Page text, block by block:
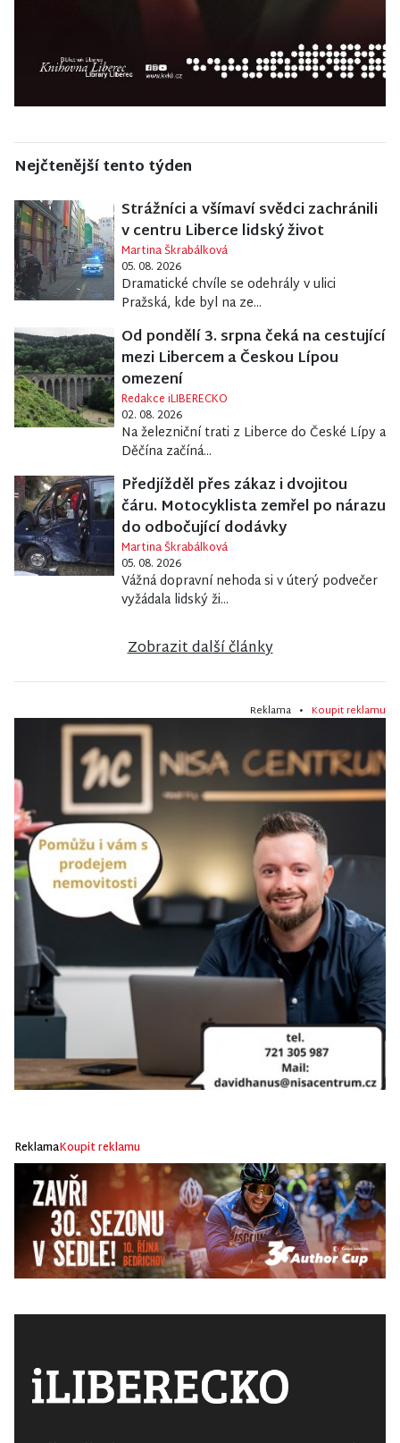
Nejčtenější tento týden
Strážníci a všímaví svědci zachránili
v centru Liberce lidský život
Martina Škrabálková
05. 08. 2026
Dramatické chvíle se odehrály v ulici
Pražská, kde byl na ze...
Od pondělí 3. srpna čeká na cestující
mezi Libercem a Českou Lípou
omezení
Redakce iLIBERECKO
02. 08. 2026
Na železniční trati z Liberce do České Lípy a
Děčína začíná...
Předjížděl přes zákaz i dvojitou
čáru. Motocyklista zemřel po nárazu
do odbočující dodávky
Martina Škrabálková
05. 08. 2026
Vážná dopravní nehoda si v úterý podvečer
vyžádala lidský ži...
Zobrazit další články
Reklama • Koupit reklamu
ReklamaKoupit reklamu